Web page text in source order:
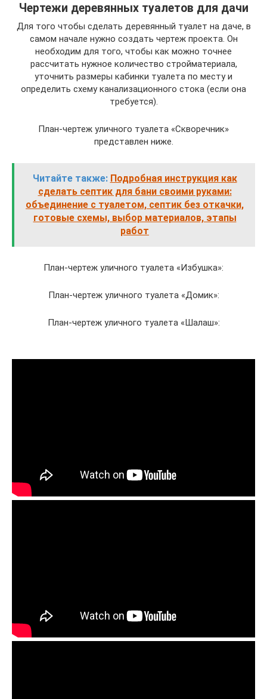
Чертежи деревянных туалетов для дачи
Для того чтобы сделать деревянный туалет на даче, в
самом начале нужно создать чертеж проекта. Он
необходим для того, чтобы как можно точнее
рассчитать нужное количество стройматериала,
уточнить размеры кабинки туалета по месту и
определить схему канализационного стока (если она
требуется).
План-чертеж уличного туалета «Скворечник»
представлен ниже.
Читайте также: Подробная инструкция как
сделать септик для бани своими руками:
объединение с туалетом, септик без откачки,
готовые схемы, выбор материалов, этапы
работ
План-чертеж уличного туалета «Избушка»:
План-чертеж уличного туалета «Домик»:
План-чертеж уличного туалета «Шалаш»: